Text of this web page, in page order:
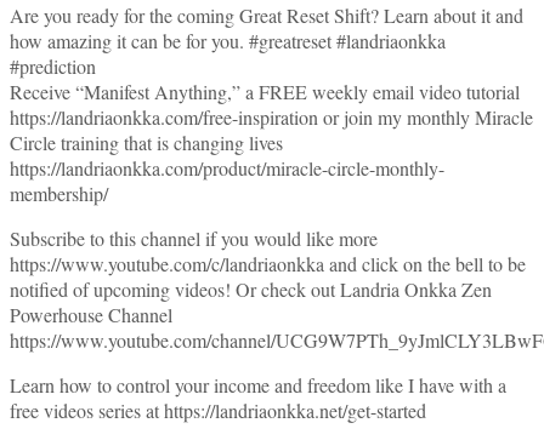
Are you ready for the coming Great Reset Shift? Learn about it and
how amazing it can be for you. #greatreset #landriaonkka
#prediction
Receive “Manifest Anything,” a FREE weekly email video tutorial
https://landriaonkka.com/free-inspiration or join my monthly Miracle
Circle training that is changing lives
https://landriaonkka.com/product/miracle-circle-monthly-
membership/
Subscribe to this channel if you would like more
https://www.youtube.com/c/landriaonkka and click on the bell to be
notified of upcoming videos! Or check out Landria Onkka Zen
Powerhouse Channel
https://www.youtube.com/channel/
Learn how to control your income and freedom like I have with a
free videos series at https://landriaonkka.net/get-started